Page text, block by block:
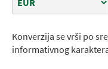
Konverzija se vrši po
informativnog